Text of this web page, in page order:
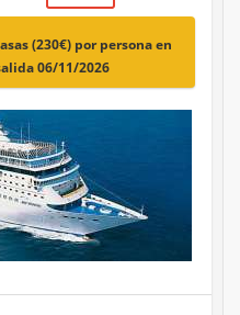
(230€) por persona en
06/11/2026